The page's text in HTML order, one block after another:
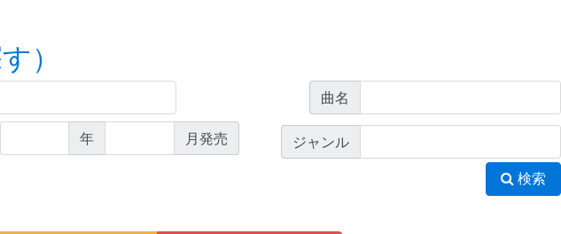
）
曲名
年 月発売 ジャンル
検索